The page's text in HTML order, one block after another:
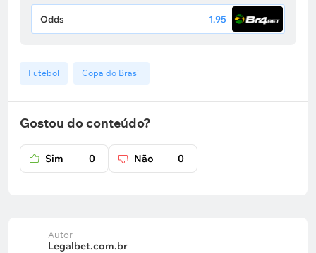
Odds 1.95
Futebol Copa do Brasil
Gostou do conteúdo?
Sim 0 Não 0
Autor
Legalbet.com.br